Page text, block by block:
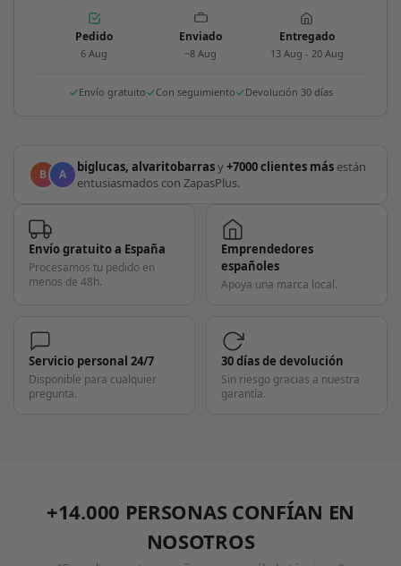
Pedido
6 Aug
Enviado
~8 Aug
Entregado
13 Aug - 20 Aug
Envío gratuito Con seguimiento Devolución 30 días
B A biglucas, alvaritobarrasy+7000 clientes más están
entusiasmados con ZapasPlus.
Envío gratuito a España
Procesamos tu pedido en
menos de 48h.
Emprendedores
españoles
Apoya una marca local.
Servicio personal 24/7
Disponible para cualquier
pregunta.
30 días de devolución
Sin riesgo gracias a nuestra
garantía.
+14.000 PERSONAS CONFÍAN EN
NOSOTROS